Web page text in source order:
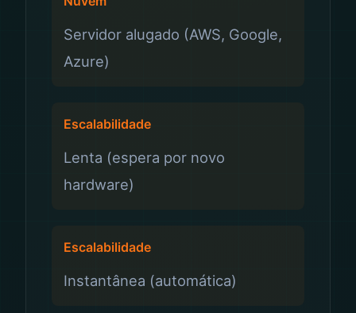
Servidor alugado (AWS, Google,
Azure)
Escalabilidade
Lenta (espera por novo
hardware)
Escalabilidade
Instantânea (automática)